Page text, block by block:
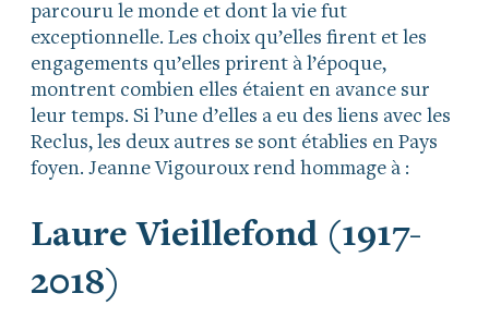
parcouru le monde et dont la vie fut
exceptionnelle. Les choix qu’elles firent et les
engagements qu’elles prirent à l’époque,
montrent combien elles étaient en avance sur
leur temps. Si l’une d’elles a eu des liens avec les
Reclus, les deux autres se sont établies en Pays
foyen. Jeanne Vigouroux rend hommage à :
Laure Vieillefond (1917-
2018)